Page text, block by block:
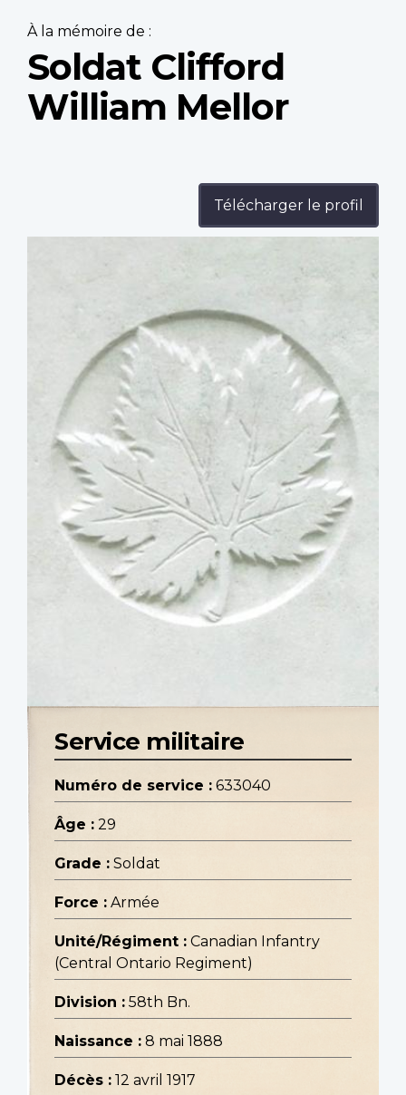
À la mémoire de :
Soldat Clifford
William Mellor
Télécharger le profil
Service militaire
Numéro de service : 633040
Âge : 29
Grade : Soldat
Force : Armée
Unité/Régiment : Canadian Infantry
(Central Ontario Regiment)
Division : 58th Bn.
Naissance : 8 mai 1888
Décès : 12 avril 1917